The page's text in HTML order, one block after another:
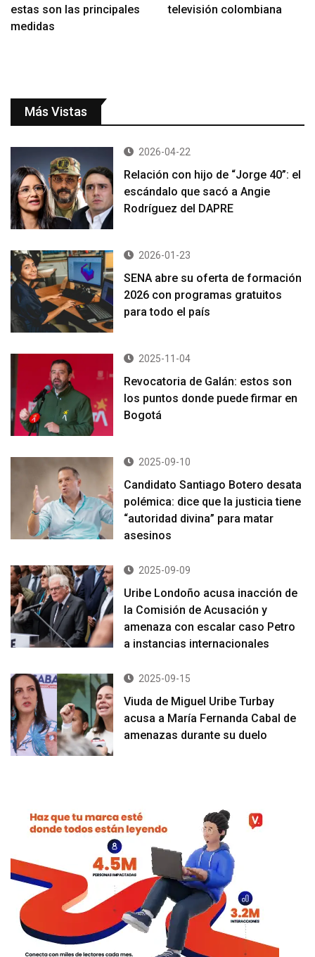
estas son las principales
medidas
televisión colombiana
Más Vistas
2026-04-22
Relación con hijo de “Jorge 40”: el
escándalo que sacó a Angie
Rodríguez del DAPRE
2026-01-23
SENA abre su oferta de formación
2026 con programas gratuitos
para todo el país
2025-11-04
Revocatoria de Galán: estos son
los puntos donde puede firmar en
Bogotá
2025-09-10
Candidato Santiago Botero desata
polémica: dice que la justicia tiene
“autoridad divina” para matar
asesinos
2025-09-09
Uribe Londoño acusa inacción de
la Comisión de Acusación y
amenaza con escalar caso Petro
a instancias internacionales
2025-09-15
Viuda de Miguel Uribe Turbay
acusa a María Fernanda Cabal de
amenazas durante su duelo